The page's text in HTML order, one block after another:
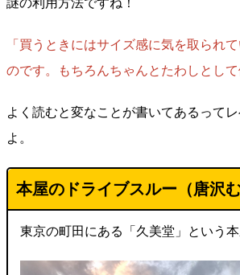
謎の利用方法ですね！
「買うときにはサイズ感に気を取られ
のです。もちろんちゃんとたわしとして
よく読むと変なことが書いてあるって
よ。
本屋のドライブスルー（唐沢
東京の町田にある「久美堂」という